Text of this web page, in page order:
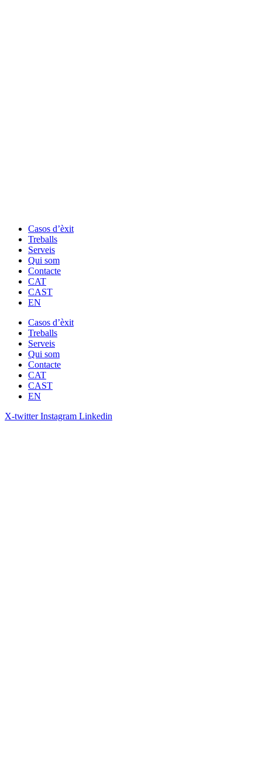
Casos d’èxit
Treballs
Serveis
Qui som
Contacte
CAT
CAST
EN
Casos d’èxit
Treballs
Serveis
Qui som
Contacte
CAT
CAST
EN
X-twitter Instagram Linkedin